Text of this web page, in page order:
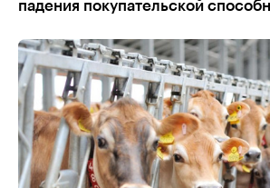
падения покупательской